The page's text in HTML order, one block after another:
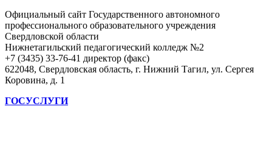
Официальный сайт Государственного автономного
профессионального образовательного учреждения
Свердловской области
Нижнетагильский педагогический колледж №2
+7 (3435) 33-76-41 директор (факс)
622048, Свердловская область, г. Нижний Тагил, ул. Сергея
Коровина, д. 1
ГОСУСЛУГИ